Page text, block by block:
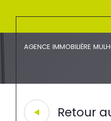
AGENCE IMMOBILIÈRE
Retour